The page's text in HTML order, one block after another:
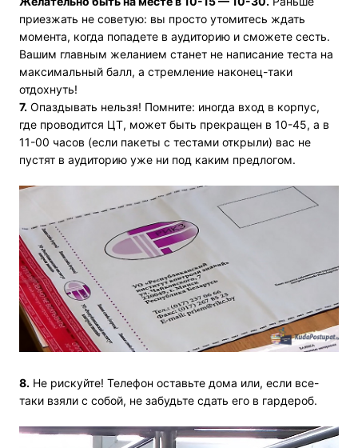
приезжать не советую: вы просто утомитесь ждать
момента, когда попадете в аудиторию и сможете сесть.
Вашим главным желанием станет не написание теста на
максимальный балл, а стремление наконец-таки
отдохнуть!
7. Опаздывать нельзя! Помните: иногда вход в корпус,
где проводится ЦТ, может быть прекращен в 10-45, а в
11-00 часов (если пакеты с тестами открыли) вас не
пустят в аудиторию уже ни под каким предлогом.
8. Не рискуйте! Телефон оставьте дома или, если все-
таки взяли с собой, не забудьте сдать его в гардероб.